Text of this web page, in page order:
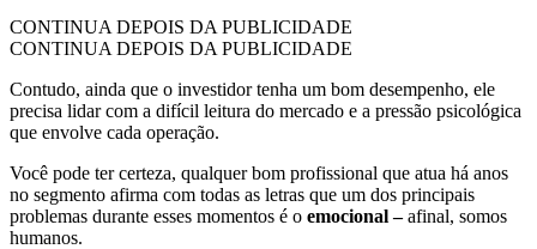
CONTINUA DEPOIS DA PUBLICIDADE
CONTINUA DEPOIS DA PUBLICIDADE
Contudo, ainda que o investidor tenha um bom desempenho, ele
precisa lidar com a difícil leitura do mercado e a pressão psicológica
que envolve cada operação.
Você pode ter certeza, qualquer bom profissional que atua há anos
no segmento afirma com todas as letras que um dos principais
problemas durante esses momentos é o emocional –afinal, somos
humanos.